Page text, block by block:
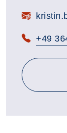
+49